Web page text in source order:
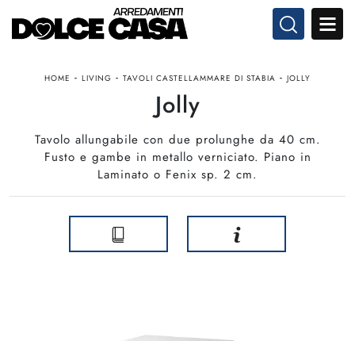
HOME - LIVING - TAVOLI CASTELLAMMARE DI STABIA - JOLLY
Jolly
Tavolo allungabile con due prolunghe da 40 cm.
Fusto e gambe in metallo verniciato. Piano in
Laminato o Fenix sp. 2 cm.